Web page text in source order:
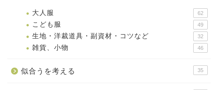
大人服 62
こども服 49
生地・洋裁道具・副資材・コツなど 32
雑貨、小物 46
似合うを考える 35